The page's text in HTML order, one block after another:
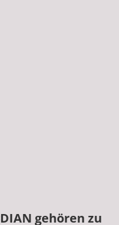
YouTube
zu Facebook
Verlinkung zu
gehören zu